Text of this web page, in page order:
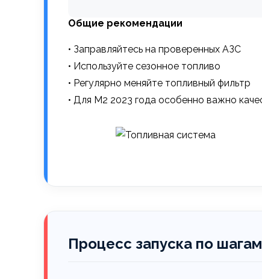
Общие рекомендации
• Заправляйтесь на проверенных АЗС
• Используйте сезонное топливо
• Регулярно меняйте топливный фильтр
• Для M2 2023 года особенно важно
Процесс запуска по шагам